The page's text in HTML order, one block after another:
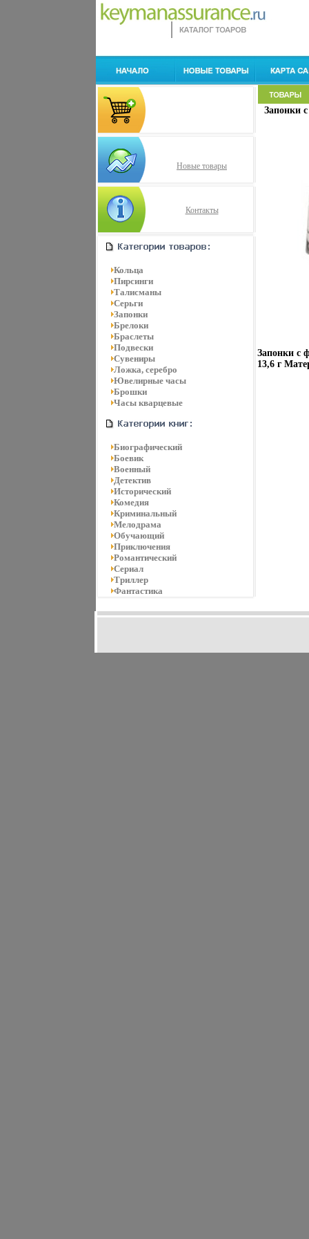
Новые товары
Контакты
Кольца
Пирсинги
Талисманы
Серьги
Запонки
Брелоки
Браслеты
Подвески
Сувениры
Ложка, серебро
Ювелирные часы
Брошки
Часы кварцевые
Биографический
Боевик
Военный
Детектив
Исторический
Комедия
Криминальный
Мелодрама
Обучающий
Приключения
Романтический
Сериал
Триллер
Фантастика
Запонки
Запонки с
13,6 г